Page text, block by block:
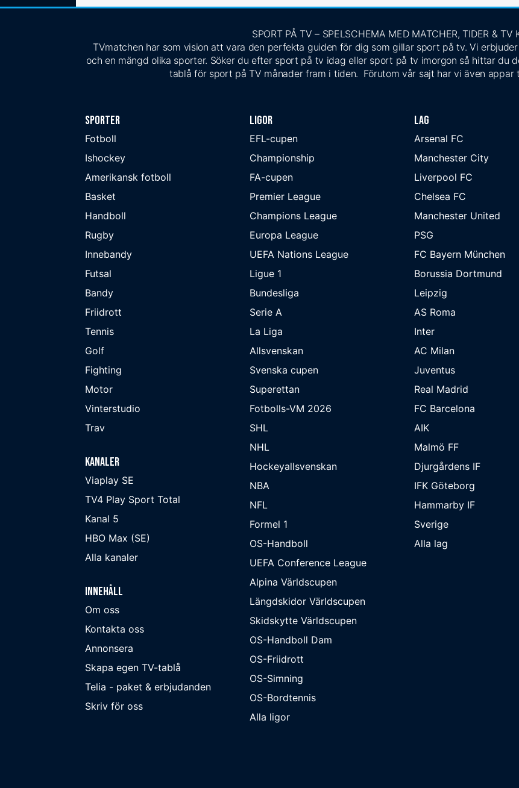
SPORT PÅ TV – SPELSCHEMA MED MATCHER, TIDER & TV
TVmatchen har som vision att vara den perfekta guiden för dig som gillar sport på tv. Vi
och en mängd olika sporter. Söker du efter sport på tv idag eller sport på tv imorgon så hittar du
tablå för sport på TV månader fram i tiden. Förutom vår sajt har vi även appar
Sporter
Fotboll
Ishockey
Amerikansk fotboll
Basket
Handboll
Rugby
Innebandy
Futsal
Bandy
Friidrott
Tennis
Golf
Fighting
Motor
Vinterstudio
Trav
Kanaler
Viaplay SE
TV4 Play Sport Total
Kanal 5
HBO Max (SE)
Alla kanaler
Innehåll
Om oss
Kontakta oss
Annonsera
Skapa egen TV-tablå
Telia - paket & erbjudanden
Skriv för oss
Ligor
EFL-cupen
Championship
FA-cupen
Premier League
Champions League
Europa League
UEFA Nations League
Ligue 1
Bundesliga
Serie A
La Liga
Allsvenskan
Svenska cupen
Superettan
Fotbolls-VM 2026
SHL
NHL
Hockeyallsvenskan
NBA
NFL
Formel 1
OS-Handboll
UEFA Conference League
Alpina Världscupen
Längdskidor Världscupen
Skidskytte Världscupen
OS-Handboll Dam
OS-Friidrott
OS-Simning
OS-Bordtennis
Alla ligor
Lag
Arsenal FC
Manchester City
Liverpool FC
Chelsea FC
Manchester United
PSG
FC Bayern München
Borussia Dortmund
Leipzig
AS Roma
Inter
AC Milan
Juventus
Real Madrid
FC Barcelona
AIK
Malmö FF
Djurgårdens IF
IFK Göteborg
Hammarby IF
Sverige
Alla lag